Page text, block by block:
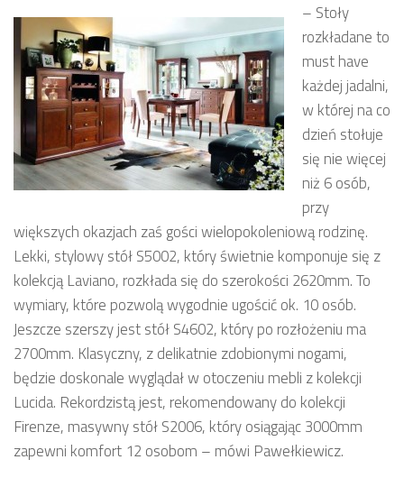
– Stoły
rozkładane to
must have
każdej jadalni,
w której na co
dzień stołuje
się nie więcej
niż 6 osób,
przy
większych okazjach zaś gości wielopokoleniową rodzinę.
Lekki, stylowy stół S5002, który świetnie komponuje się z
kolekcją Laviano, rozkłada się do szerokości 2620mm. To
wymiary, które pozwolą wygodnie ugościć ok. 10 osób.
Jeszcze szerszy jest stół S4602, który po rozłożeniu ma
2700mm. Klasyczny, z delikatnie zdobionymi nogami,
będzie doskonale wyglądał w otoczeniu mebli z kolekcji
Lucida. Rekordzistą jest, rekomendowany do kolekcji
Firenze, masywny stół S2006, który osiągając 3000mm
zapewni komfort 12 osobom – mówi Pawełkiewicz.